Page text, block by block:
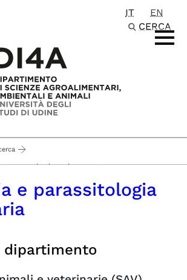
IT
EN
CERCA
- pagina in aggiornamento -
e parassitologia
dipartimento